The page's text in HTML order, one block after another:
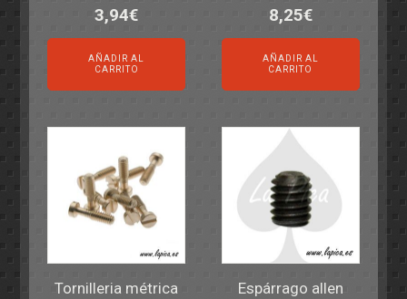
3,94€
AÑADIR AL
CARRITO
8,25€
AÑADIR AL
CARRITO
Tornilleria métrica
Espárrago allen